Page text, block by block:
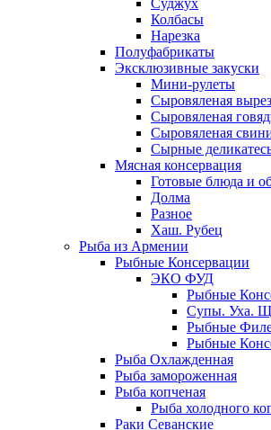
Суджух
Колбасы
Нарезка
Полуфабрикаты
Эксклюзивные закуски
Мини-рулеты
Сыровяленая
Сыровяленая
Сыровяленая
Сырные
Мясная консервация
Готовые блюда и
Долма
Разное
Хаш. Рубец
Рыба из Армении
Рыбные Консервации
ЭКО ФУД
Рыбные
Супы. Уха.
Рыбные
Рыбные
Рыба Охлажденная
Рыба замороженная
Рыба копченая
Рыба холодного
Раки Севанские